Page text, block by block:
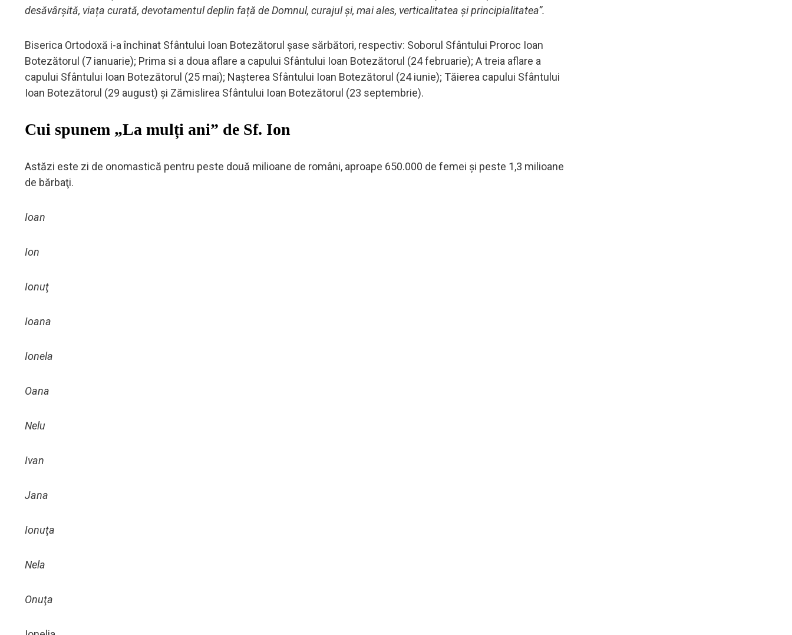
desăvârșită, viața curată, devotamentul deplin față de Domnul, curajul și, mai ales, verticalitatea și principialitatea”.
Biserica Ortodoxă i-a închinat Sfântului Ioan Botezătorul șase sărbători, respectiv: Soborul Sfântului Proroc Ioan
Botezătorul (7 ianuarie); Prima si a doua aflare a capului Sfântului Ioan Botezătorul (24 februarie); A treia aflare a
capului Sfântului Ioan Botezătorul (25 mai); Nașterea Sfântului Ioan Botezătorul (24 iunie); Tăierea capului Sfântului
Ioan Botezătorul (29 august) și Zămislirea Sfântului Ioan Botezătorul (23 septembrie).
Cui spunem „La mulți ani” de Sf. Ion
Astăzi este zi de onomastică pentru peste două milioane de români, aproape 650.000 de femei şi peste 1,3 milioane
de bărbaţi.
Ioan
Ion
Ionuţ
Ioana
Ionela
Oana
Nelu
Ivan
Jana
Ionuţa
Nela
Onuţa